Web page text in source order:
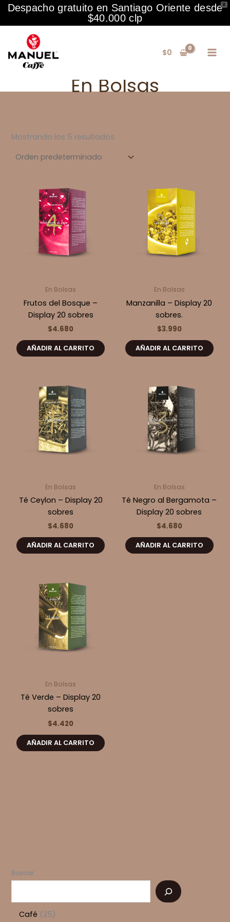
X
Despacho gratuito en Santiago Oriente desde
$40.000 clp
contenido
$0
En Bolsas
Buscar
Café 252
Mostrando los 5 resultados
En Bolsas
Frutos del Bosque –
Display 20 sobres
$4.680
AÑADIR AL CARRITO
En Bolsas
Manzanilla – Display 20
sobres.
$3.990
AÑADIR AL CARRITO
En Bolsas
Té Ceylon – Display 20
sobres
$4.680
AÑADIR AL CARRITO
En Bolsas
Té Negro al Bergamota –
Display 20 sobres
$4.680
AÑADIR AL CARRITO
En Bolsas
Té Verde – Display 20
sobres
$4.420
AÑADIR AL CARRITO